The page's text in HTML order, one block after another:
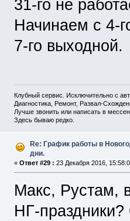
31-го не
Начинаем с 4-
7-го выходной.
Клубный сервис. Исключительно с
Диагностика, Ремонт, Развал-
Лучше звонить или написать в
Здесь бываю редко.
Re: График работы в
дни.
«Ответ #29 : 23 Декабря 2016,
Макс, Рустам,
НГ-